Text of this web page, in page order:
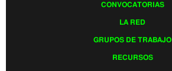
CONVOCATORIAS
LA RED
GRUPOS DE TRABAJO
RECURSOS